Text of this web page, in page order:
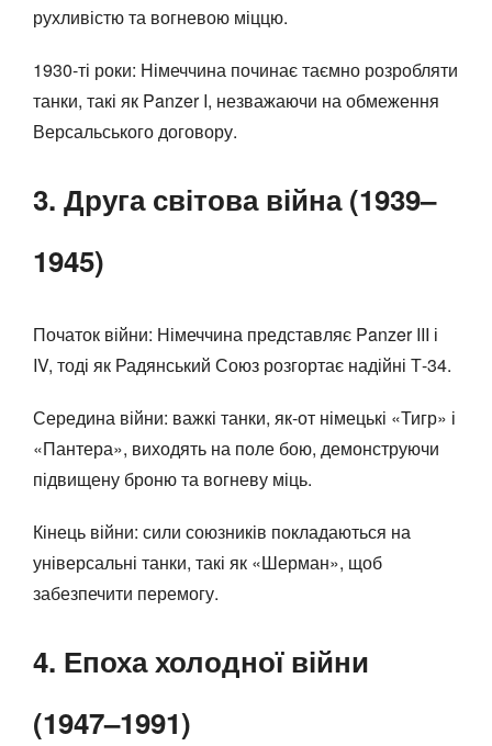
рухливістю та вогневою міццю.
1930-ті роки: Німеччина починає таємно розробляти
танки, такі як Panzer I, незважаючи на обмеження
Версальського договору.
3. Друга світова війна (1939–
1945)
Початок війни: Німеччина представляє Panzer III і
IV, тоді як Радянський Союз розгортає надійні Т-34.
Середина війни: важкі танки, як-от німецькі «Тигр» і
«Пантера», виходять на поле бою, демонструючи
підвищену броню та вогневу міць.
Кінець війни: сили союзників покладаються на
універсальні танки, такі як «Шерман», щоб
забезпечити перемогу.
4. Епоха холодної війни
(1947–1991)